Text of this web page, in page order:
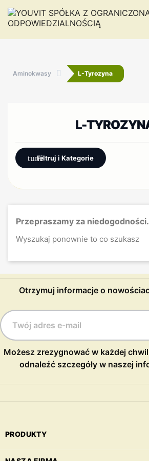
Aminokwasy L-Tyrozyna
L-
tuneFiltruj i Kategorie
Przepraszamy za niedogodności.
Wyszukaj ponownie to co szukasz
Otrzymuj informacje o
Możesz zrezygnować w każdej
odnaleźć szczegóły w naszej
PRODUKTY